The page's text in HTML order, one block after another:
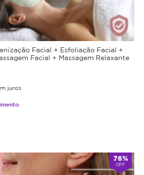
Facial + Esfoliação Facial +
Facial + Massagem Relaxante
juros
76%
OFF